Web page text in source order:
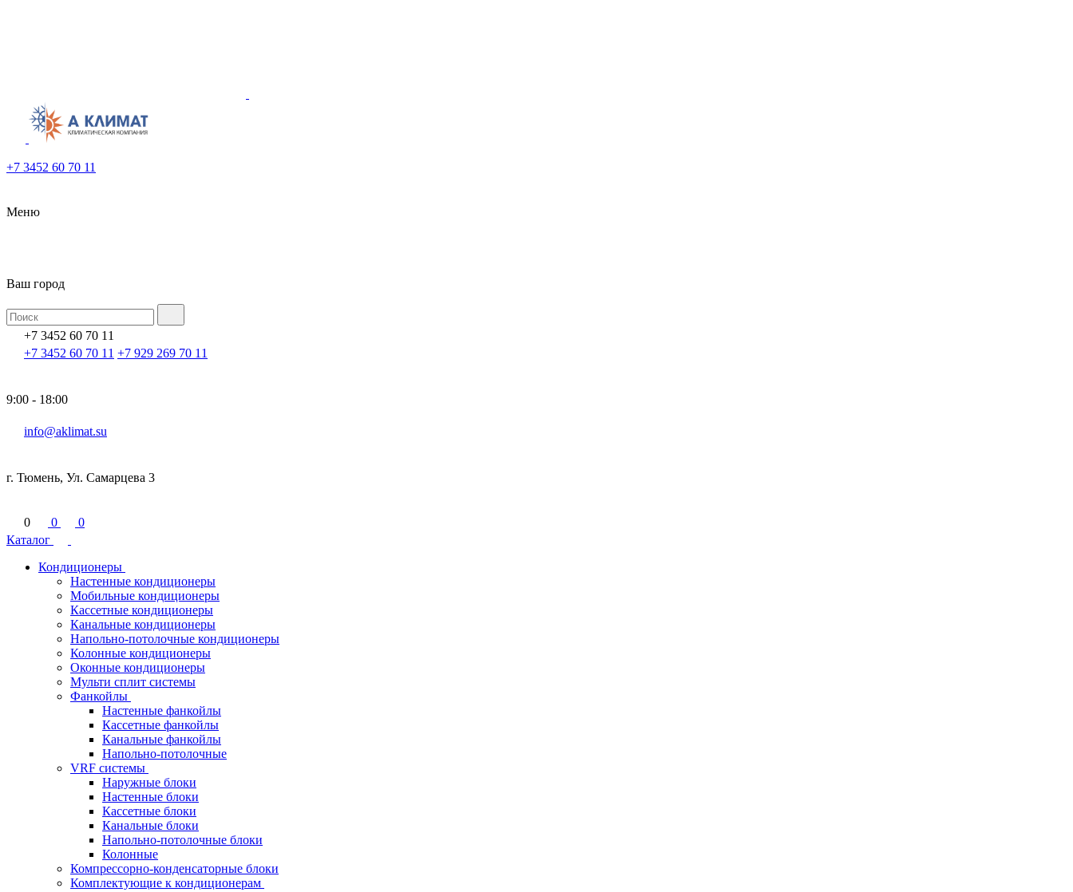
+7 3452 60 70 11
Меню
Ваш город
+7 3452 60 70 11
+7 3452 60 70 11 +7 929 269 70 11
9:00 - 18:00
info@aklimat.su
г. Тюмень, Ул. Самарцева 3
0 0
0
Каталог
Кондиционеры
Настенные кондиционеры
Мобильные кондиционеры
Кассетные кондиционеры
Канальные кондиционеры
Напольно-потолочные кондиционеры
Колонные кондиционеры
Оконные кондиционеры
Мульти сплит системы
Фанкойлы
Настенные фанкойлы
Кассетные фанкойлы
Канальные фанкойлы
Напольно-потолочные
VRF системы
Наружные блоки
Настенные блоки
Кассетные блоки
Канальные блоки
Напольно-потолочные блоки
Колонные
Компрессорно-конденсаторные блоки
Комплектующие к кондиционерам